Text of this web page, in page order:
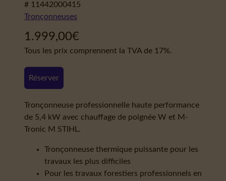
# 11442000415
Tronçonneuses
1.999,00€
Tous les prix comprennent la TVA de 17%.
Réserver
Tronçonneuse professionnelle haute performance
de 5,4 kW avec chauffage de poignée W et M-
Tronic M STIHL.
Tronçonneuse thermique puissante pour les
travaux les plus difficiles
Pour les travaux forestiers professionnels en